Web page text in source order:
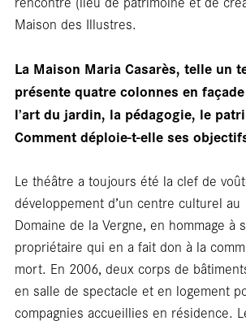
Maison des Illustres.
La Maison Maria Casarès, telle un
présente quatre colonnes en
l’art du jardin, la pédagogie, le
Comment déploie-t-elle ses
Le théâtre a toujours été la clef de
développement d’un centre culturel au
Domaine de la Vergne, en hommage à
propriétaire qui en a fait don à la
mort. En 2006, deux corps de
en salle de spectacle et en logement
compagnies accueillies en résidence.